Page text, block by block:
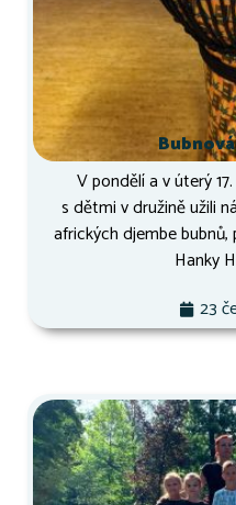
V pondělí a v úterý
s dětmi v družině užili
afrických djembe
Hanky
23